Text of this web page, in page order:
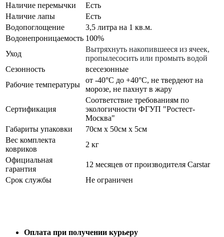
Наличие перемычки
Есть
Наличие лапы
Есть
Водопоглощение
3,5 литра на 1 кв.м.
Водонепроницаемость 100%
Уход
Вытряхнуть накопившееся из ячеек,
пропылесосить или промыть водой
Сезонность
всесезонные
Рабочие температуры
от -40°С до +40°С, не твердеют на
морозе, не пахнут в жару
Сертификация
Соответствие требованиям по
экологичности ФГУП "Ростест-
Москва"
Габариты упаковки
70см x 50см x 5см
Вес комплекта
ковриков
2 кг
Официальная
гарантия
12 месяцев от производителя Carstar
Срок службы
Не ограничен
Оплата при получении курьеру